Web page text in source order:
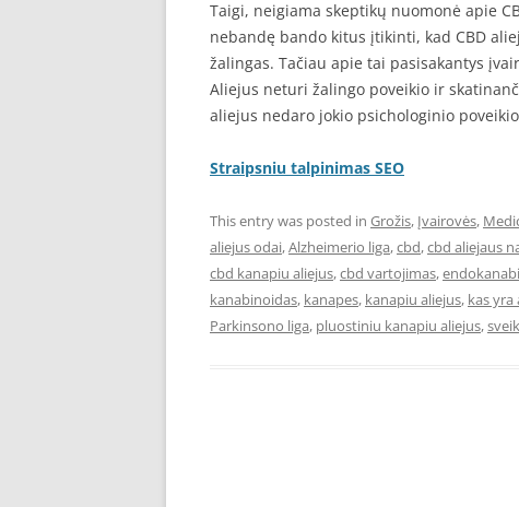
Taigi, neigiama skeptikų nuomonė apie
nebandę bando kitus įtikinti, kad CBD
žalingas. Tačiau apie tai pasisakantys
Aliejus neturi žalingo poveikio ir
aliejus nedaro jokio psichologinio
Straipsniu talpinimas SEO
This entry was posted in Grožis, Įvairovės,
aliejus odai,Alzheimerio liga,cbd,cbd aliejaus
cbd kanapiu aliejus,cbd vartojimas,
kanabinoidas, kanapes, kanapiu aliejus, kas yra
Parkinsono liga, pluostiniu kanapiu aliejus,